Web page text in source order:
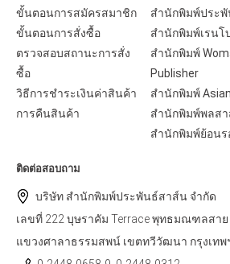
ขั้นตอนการสมัครสมาชิก
ขั้นตอนการสั่งซื้อ
ตรวจสอบสถานะการสั่ง
ซื้อ
วิธีการชำระเงินค่าสินค้า
การคืนสินค้า
สำนักพิมพ์ประ
สำนักพิมพ์เรนโ
สำนักพิมพ์
Publisher
สำนักพิมพ์
สำนักพิมพ์พลส
สำนักพิมพ์ย้อนร
ติดต่อสอบถาม
บริษัท สำนักพิมพ์ประพันธ์สาส์น จำกัด
เลขที่ 222 บุษราคัม Terrace พุทธมณฑลสาย
แขวงศาลาธรรมสพน์ เขตทวีวัฒนา กรุงเทพ